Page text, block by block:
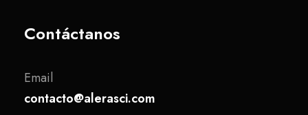
Contáctanos
Email
contacto@alerasci.com